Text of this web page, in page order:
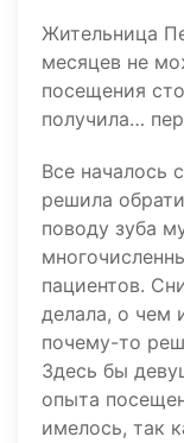
Жительница
месяцев не
посещения
получила…
Все началось
решила
поводу зуба
пациентов.
делала, о чем
почему-то
Здесь бы
опыта
имелось, так